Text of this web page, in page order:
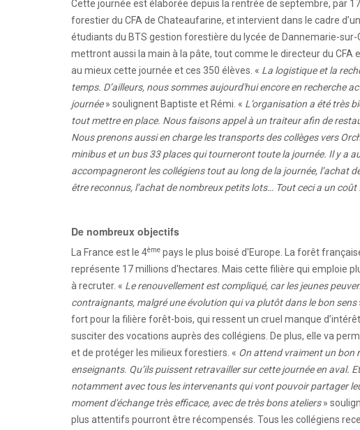
Cette journée est élaborée depuis la rentrée de septembre, par
forestier du CFA de Chateaufarine, et intervient dans le cadre
étudiants du BTS gestion forestière du lycée de Dannemarie-
mettront aussi la main à la pâte, tout comme le directeur du
au mieux cette journée et ces 350 élèves. « La logistique et la
temps. D’ailleurs, nous sommes aujourd'hui encore en recherche
journée» soulignent Baptiste et Rémi. « L’organisation a été très
tout mettre en place. Nous faisons appel à un traiteur afin de
Nous prenons aussi en charge les transports des collèges vers
minibus et un bus 33 places qui tourneront toute la journée. Il y a
accompagneront les collégiens tout au long de la journée, l’achat
être reconnus, l’achat de nombreux petits lots… Tout ceci a un coût
De nombreux objectifs
La France est le 4ème pays le plus boisé d'Europe. La forêt
représente 17 millions d'hectares. Mais cette filière qui emploie
à recruter. « Le renouvellement est compliqué, car les jeunes
contraignants, malgré une évolution qui va plutôt dans le bon sens
fort pour la filière forêt-bois, qui ressent un cruel manque
susciter des vocations auprès des collégiens. De plus, elle va
et de protéger les milieux forestiers. « On attend vraiment un bon
enseignants. Qu’ils puissent retravailler sur cette journée en aval.
notamment avec tous les intervenants qui vont pouvoir partager
moment d'échange très efficace, avec de très bons ateliers»
plus attentifs pourront être récompensés. Tous les collégiens